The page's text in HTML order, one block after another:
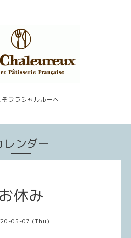
そプラシャルルーへ
レンダー
お休み
05-07 (Thu)